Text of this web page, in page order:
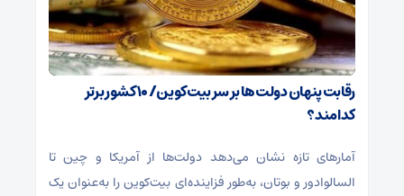
رقابت پنهان دولت‌ها بر سر بیت‌کوین/ ۱۰ کشور برتر
کدامند؟
آمارهای تازه نشان می‌دهد دولت‌ها از آمریکا و چین تا
السالوادور و بوتان، به‌طور فزاینده‌ای بیت‌کوین را به‌عنوان یک